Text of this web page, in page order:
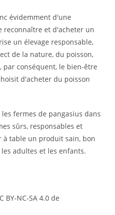
évidemment d'une
reconnaître et d'acheter un
un élevage responsable,
de la nature, du poisson,
conséquent, le bien-être
d'acheter du poisson
fermes de pangasius dans
sûrs, responsables et
à table un produit sain, bon
adultes et les enfants.
NC-SA 4.0 de